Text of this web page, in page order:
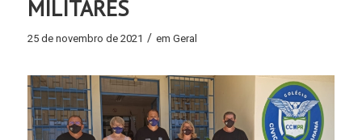
MILITARES
25 de novembro de 2021 / em Geral